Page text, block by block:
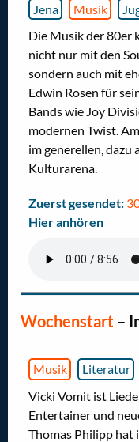
Jena Musik
Die Musik der 80er
nicht nur mit den
sondern auch mit
Edwin Rosen für
Bands wie Joy
modernen Twist.
im generellen,
Kulturarena.
Zuerst gesendet:
Hier anhören
Wochenstart –
Musik
Literatur
Vicki Vomit ist
Entertainer und
Thomas Philipp hat